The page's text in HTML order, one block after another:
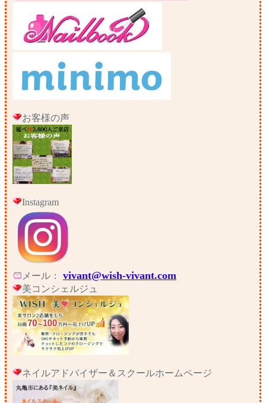
お客様の声
Instagram
メール： vivant@wish-vivant.com
美コンシェルジュ
ネイルアドバイザー＆スクールホームページ